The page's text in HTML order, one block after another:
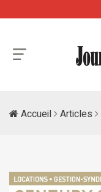
Accueil Articles